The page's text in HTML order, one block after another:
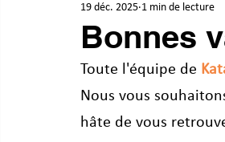
Les actus des membres
Bonnes
19 déc. 2025 1 min de lecture
Toute l'équipe de
Nous vous
hâte de vous